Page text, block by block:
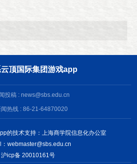
顶国际集团游戏app
投稿 : news@sbs.edu.cn
闻热线 : 86-21-64870020
的技术支持：上海商学院信息化办公室
webmaster@sbs.edu.cn
沪icp备 20010161号